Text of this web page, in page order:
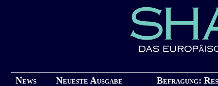
News Neueste Ausgabe Befragung: